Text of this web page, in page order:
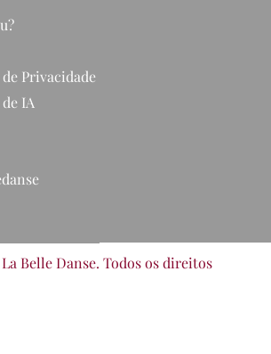
Privacidade
IA
Belle Danse. Todos os direitos